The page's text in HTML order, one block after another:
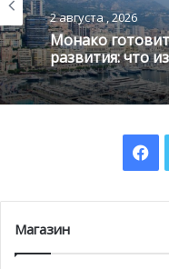
2 августа , 2026
Монако
развития: что
Магазин